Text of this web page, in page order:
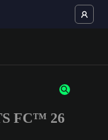
o numeri.
FC™ 26